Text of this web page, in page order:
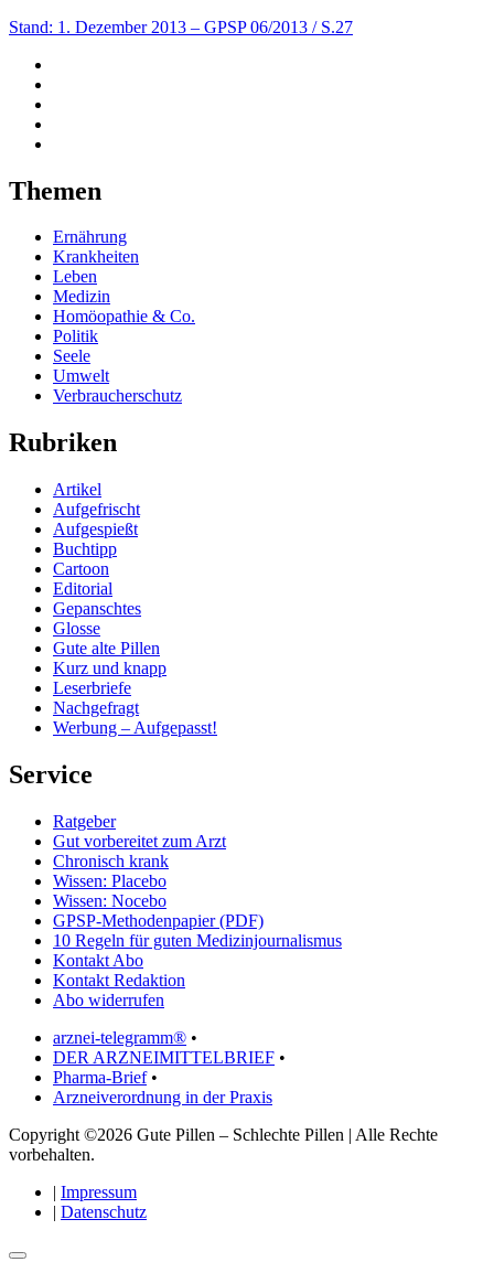
Stand: 1. Dezember 2013 – GPSP 06/2013 / S.27
Themen
Ernährung
Krankheiten
Leben
Medizin
Homöopathie & Co.
Politik
Seele
Umwelt
Verbraucherschutz
Rubriken
Artikel
Aufgefrischt
Aufgespießt
Buchtipp
Cartoon
Editorial
Gepanschtes
Glosse
Gute alte Pillen
Kurz und knapp
Leserbriefe
Nachgefragt
Werbung – Aufgepasst!
Service
Ratgeber
Gut vorbereitet zum Arzt
Chronisch krank
Wissen: Placebo
Wissen: Nocebo
GPSP-Methodenpapier (PDF)
10 Regeln für guten Medizinjournalismus
Kontakt Abo
Kontakt Redaktion
Abo widerrufen
arznei-telegramm® •
DER ARZNEIMITTELBRIEF •
Pharma-Brief•
Arzneiverordnung in der Praxis
Copyright ©2026 Gute Pillen – Schlechte Pillen | Alle Rechte
vorbehalten.
| Impressum
| Datenschutz